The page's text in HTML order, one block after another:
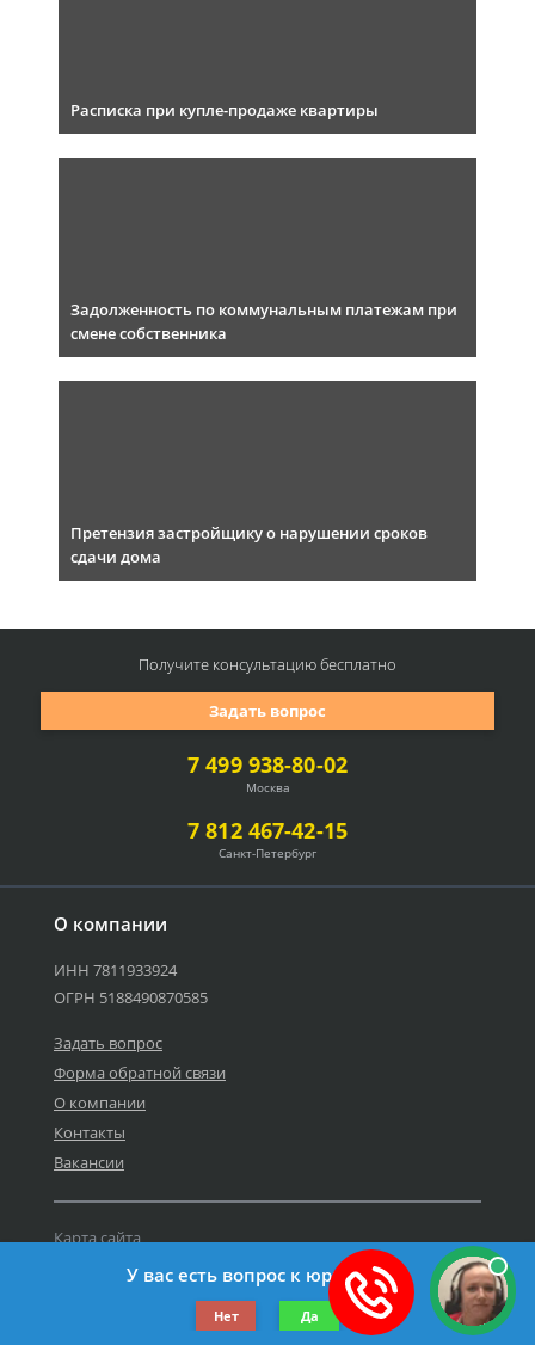
Расписка при купле-продаже квартиры
Задолженность по коммунальным платежам при
смене собственника
Претензия застройщику о нарушении сроков
сдачи дома
О компании
ИНН 7811933924
ОГРН 5188490870585
Задать вопрос
Форма обратной связи
О компании
Контакты
Вакансии
©2019-2026 Все права защищены.
Карта сайта
Политика персональных данных
7 499 938-80-02
Москва
7 812 467-42-15
Санкт-Петербург
Задать вопрос
Получите консультациюбесплатно
У вас есть вопрос к юристу?
Нет Да